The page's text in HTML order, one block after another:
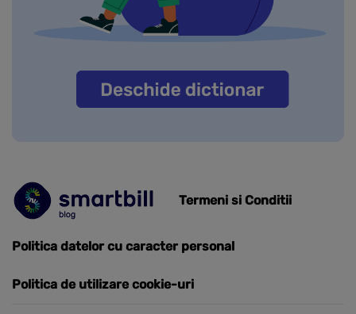
Termeni si Conditii
Politica datelor cu caracter personal
Politica de utilizare cookie-uri